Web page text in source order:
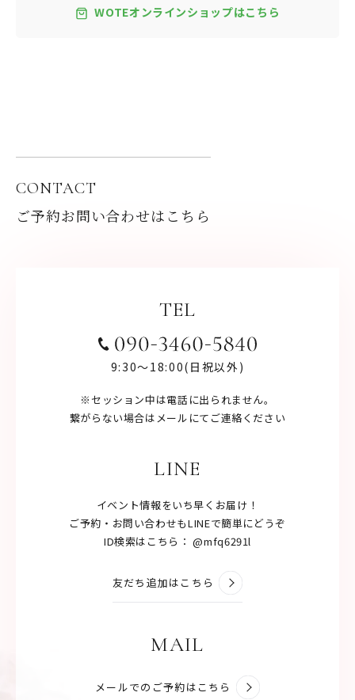
WOTEオンラインショップはこちら
CONTACT
ご予約お問い合わせはこちら
TEL
9:30〜18:00(日祝以外)
※セッション中は電話に出られません。
繋がらない場合はメールにてご連絡ください
LINE
イベント情報をいち早くお届け！
ご予約・お問い合わせもLINEで簡単にどうぞ
ID検索はこちら： @mfq6291l
友だち追加はこちら
MAIL
メールでのご予約はこちら